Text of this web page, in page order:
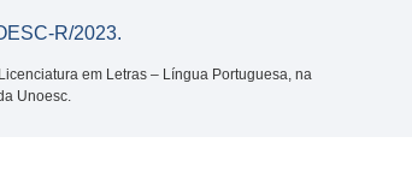
R/2023.
em Letras – Língua Portuguesa, na
Unoesc.